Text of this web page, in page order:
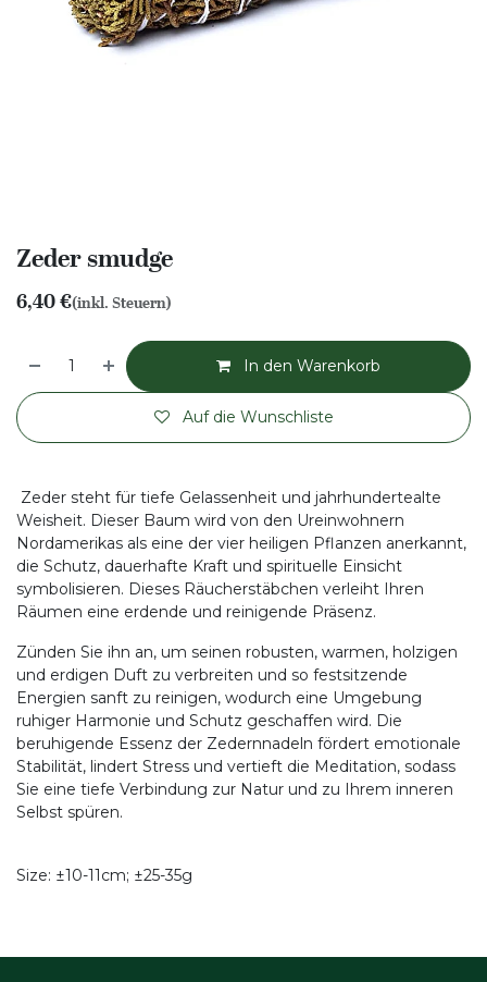
Zeder smudge
6,40€(inkl. Steuern)
In den Warenkorb
Auf die Wunschliste
Zeder steht für tiefe Gelassenheit und jahrhundertealte
Weisheit. Dieser Baum wird von den Ureinwohnern
Nordamerikas als eine der vier heiligen Pflanzen anerkannt,
die Schutz, dauerhafte Kraft und spirituelle Einsicht
symbolisieren. Dieses Räucherstäbchen verleiht Ihren
Räumen eine erdende und reinigende Präsenz.
Zünden Sie ihn an, um seinen robusten, warmen, holzigen
und erdigen Duft zu verbreiten und so festsitzende
Energien sanft zu reinigen, wodurch eine Umgebung
ruhiger Harmonie und Schutz geschaffen wird. Die
beruhigende Essenz der Zedernnadeln fördert emotionale
Stabilität, lindert Stress und vertieft die Meditation, sodass
Sie eine tiefe Verbindung zur Natur und zu Ihrem inneren
Selbst spüren.
Size: ±10-11cm; ±25-35g